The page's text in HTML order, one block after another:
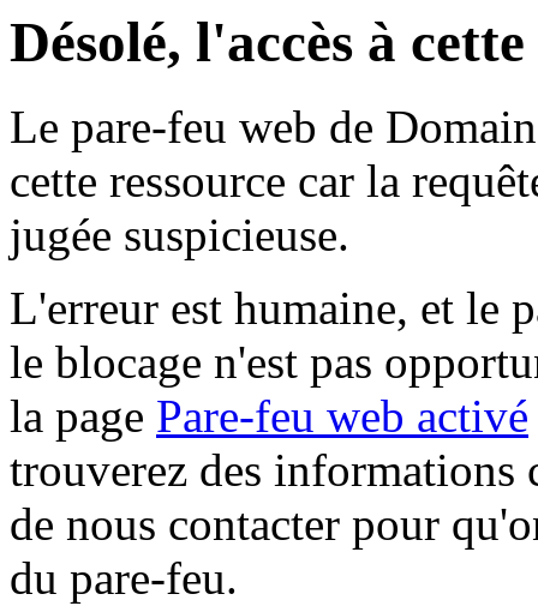
Désolé, l'accès à
Le pare-feu web de
cette ressource car la
jugée suspicieuse.
L'erreur est humaine, et le
le blocage n'est pas
la page Pare-feu web activé
trouverez des informations
de nous contacter pour
du pare-feu.